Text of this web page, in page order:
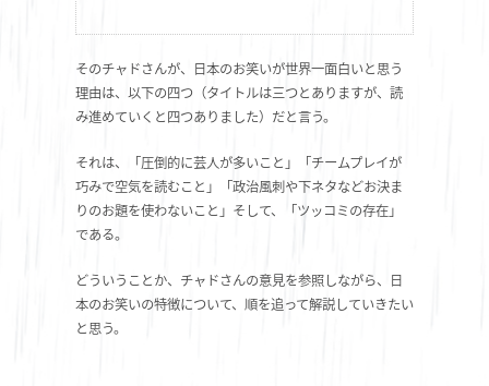
そのチャドさんが、日本のお笑いが世界一面白いと思う
理由は、以下の四つ（タイトルは三つとありますが、読
み進めていくと四つありました）だと言う。
それは、「圧倒的に芸人が多いこと」「チームプレイが
巧みで空気を読むこと」「政治風刺や下ネタなどお決ま
りのお題を使わないこと」そして、「ツッコミの存在」
である。
どういうことか、チャドさんの意見を参照しながら、日
本のお笑いの特徴について、順を追って解説していきたい
と思う。